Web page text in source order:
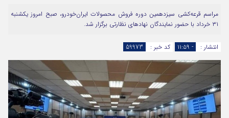
مراسم قرعه‌کشی سیزدهمین دوره فروش محصولات ایران‌خودرو، صبح امروز یکشنبه
۳۱ خرداد با حضور نمایندگان نهادهای نظارتی برگزار شد.
انتشار : - ۱۱:۵۹ کد خبر : 59973